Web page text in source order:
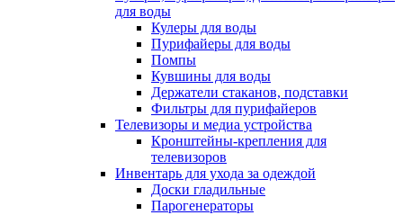
для воды
Кулеры для воды
Пурифайеры для воды
Помпы
Кувшины для воды
Держатели стаканов, подставки
Фильтры для пурифайеров
Телевизоры и медиа устройства
Кронштейны-крепления для
телевизоров
Инвентарь для ухода за одеждой
Доски гладильные
Парогенераторы